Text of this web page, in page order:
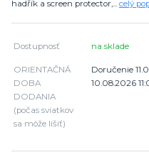
hadřík a screen protector,... celý
Dostupnosť na sklade
ORIENTAČNÁ
DOBA
DODANIA
(počas sviatkov
sa môže líšiť)
Doručenie
10.08.2026